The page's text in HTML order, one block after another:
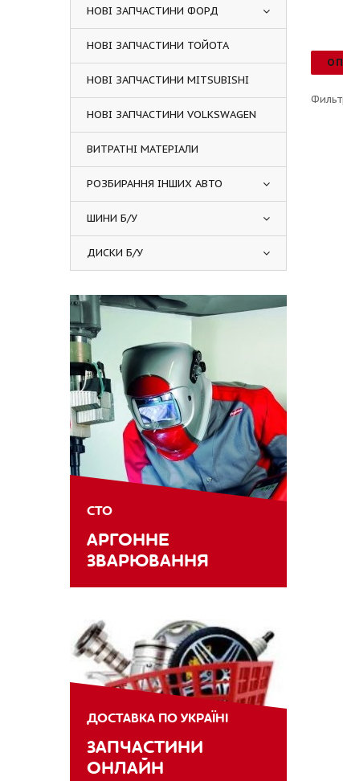
НОВІ ЗАПЧАСТИНИ ФОРД
НОВІ ЗАПЧАСТИНИ ТОЙОТА
НОВІ ЗАПЧАСТИНИ MITSUBISHI
НОВІ ЗАПЧАСТИНИ VOLKSWAGEN
ВИТРАТНІ МАТЕРІАЛИ
РОЗБИРАННЯ ІНШИХ АВТО
ШИНИ Б/У
ДИСКИ Б/У
СТО
АРГОННЕ
ЗВАРЮВАННЯ
ДОСТАВКА ПО УКРАЇНІ
ЗАПЧАСТИНИ
ОНЛАЙН